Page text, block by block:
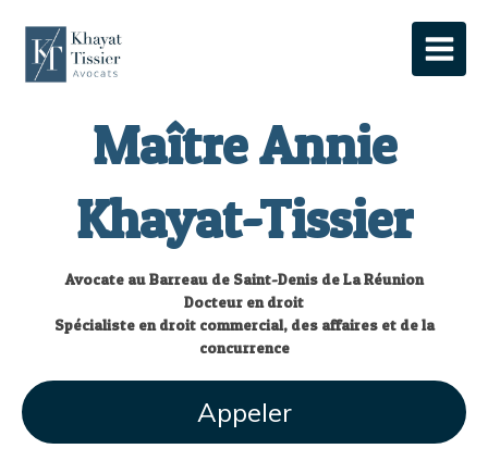
Maître Annie
Khayat-Tissier
Avocate au Barreau de Saint-Denis de La Réunion
Docteur en droit
Spécialiste en droit commercial, des affaires et de la
concurrence
Appeler